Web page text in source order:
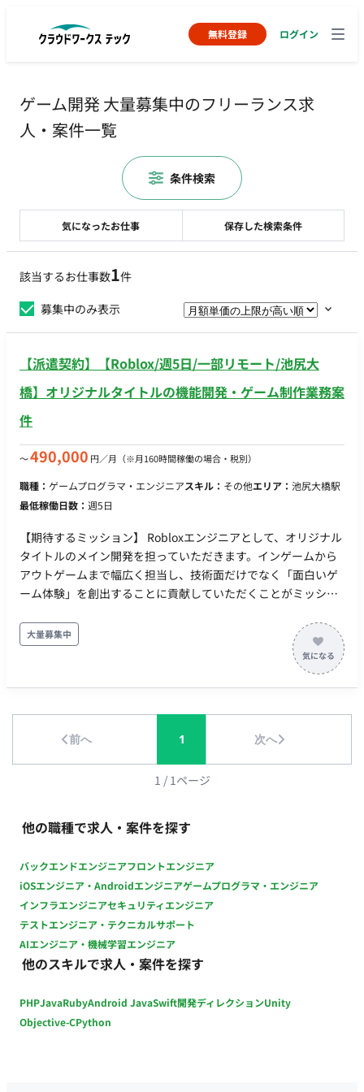
無料登録 ログイン
ゲーム開発 大量募集中のフリーランス求
人・案件一覧
該当するお仕事数1件
募集中のみ表示
【派遣契約】【Roblox/週5日/一部リモート/池尻大
橋】オリジナルタイトルの機能開発・ゲーム制作業務案
件
〜490,000 円／月 （※月160時間稼働の場合・税別）
職種： ゲームプログラマ・エンジニアスキル： その他エリア： 池尻大橋駅
最低稼働日数： 週5日
【期待するミッション】 Robloxエンジニアとして、オリジナル
タイトルのメイン開発を担っていただきます。インゲームから
アウトゲームまで幅広く担当し、技術面だけでなく「面白いゲ
ーム体験」を創出することに貢献していただくことがミッショ
開発全般（インゲーム・アウトゲーム） ・Roblox Studioを使
用した各種システムの実装 ・状況に応じた簡単なマップ作成・
以上のため、社会保険加入必須） ・ 稼働量：週5日 稼働曜日：
オフィス出社、火・木は在宅勤務 ・交通費：別途支給 ・時給：
2,800円～3,000円 ※経験・スキルによりご相談 ・契約期間：長
期 ・募集人数：1名 ・その他 月末締め、25日支払い
大量募集中
前へ 1 次へ
1 / 1ページ
他の職種で求人・案件を探す
バックエンドエンジニアフロントエンジニア
iOSエンジニア・Androidエンジニアゲームプログラマ・エンジニア
インフラエンジニアセキュリティエンジニア
テストエンジニア・テクニカルサポート
AIエンジニア・機械学習エンジニア
他のスキルで求人・案件を探す
PHPJavaRubyAndroid JavaSwift開発ディレクションUnity
Objective-CPython
気になったお仕事 保存した検索条件
条件検索